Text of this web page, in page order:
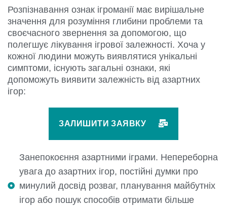
Розпізнавання ознак ігроманії має вирішальне
значення для розуміння глибини проблеми та
своєчасного звернення за допомогою, що
полегшує лікування ігрової залежності. Хоча у
кожної людини можуть виявлятися унікальні
симптоми, існують загальні ознаки, які
допоможуть виявити залежність від азартних
ігор:
ЗАЛИШИТИ ЗАЯВКУ
Занепокоєння азартними іграми. Непереборна
увага до азартних ігор, постійні думки про
минулий досвід розваг, планування майбутніх
ігор або пошук способів отримати більше